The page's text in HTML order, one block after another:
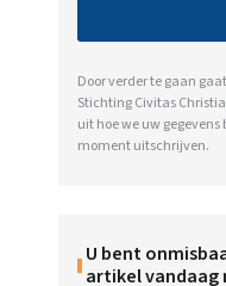
Door verder te gaan
Stichting Civitas
uit hoe we uw
moment uitschrijven.
U bent
artikel vandaag